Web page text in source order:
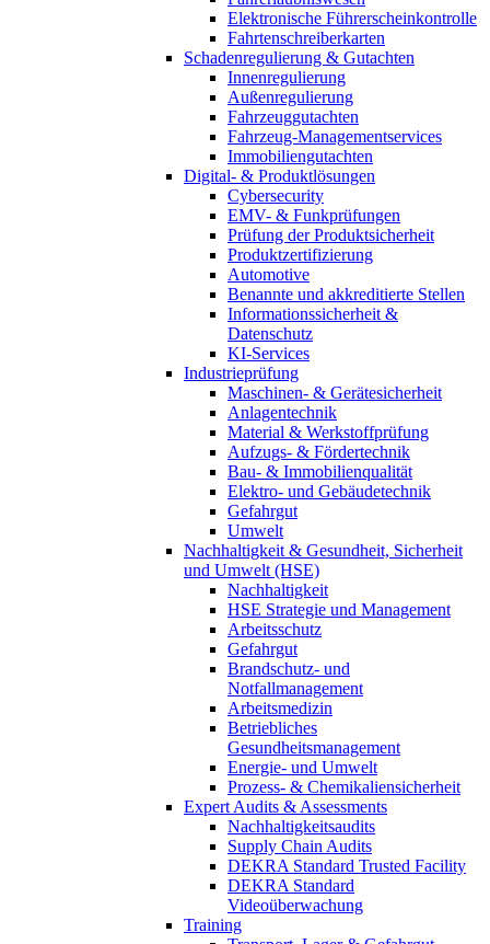
Elektronische Führerscheinkontrolle
Fahrtenschreiberkarten
Schadenregulierung & Gutachten
Innenregulierung
Außenregulierung
Fahrzeuggutachten
Fahrzeug-Managementservices
Immobiliengutachten
Digital- & Produktlösungen
Cybersecurity
EMV- & Funkprüfungen
Prüfung der Produktsicherheit
Produktzertifizierung
Automotive
Benannte und akkreditierte Stellen
Informationssicherheit &
Datenschutz
KI-Services
Industrieprüfung
Maschinen- & Gerätesicherheit
Anlagentechnik
Material & Werkstoffprüfung
Aufzugs- & Fördertechnik
Bau- & Immobilienqualität
Elektro- und Gebäudetechnik
Gefahrgut
Umwelt
Nachhaltigkeit & Gesundheit, Sicherheit
und Umwelt (HSE)
Nachhaltigkeit
HSE Strategie und Management
Arbeitsschutz
Gefahrgut
Brandschutz- und
Notfallmanagement
Arbeitsmedizin
Betriebliches
Gesundheitsmanagement
Energie- und Umwelt
Prozess- & Chemikaliensicherheit
Expert Audits & Assessments
Nachhaltigkeitsaudits
Supply Chain Audits
DEKRA Standard Trusted Facility
DEKRA Standard
Videoüberwachung
Training